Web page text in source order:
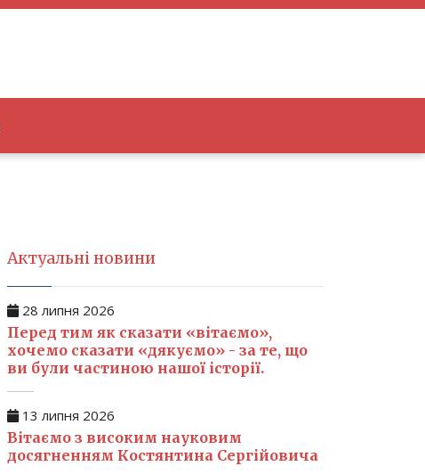
Актуальні новини
28 липня 2026
Перед тим як сказати «вітаємо»,
хочемо сказати «дякуємо» - за те, що
ви були частиною нашої історії.
13 липня 2026
Вітаємо з високим науковим
досягненням Костянтина Сергійовича